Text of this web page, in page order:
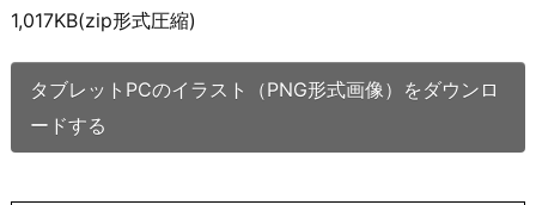
1,017KB(zip形式圧縮)
タブレットPCのイラスト（PNG形式画像）をダウンロ
ードする